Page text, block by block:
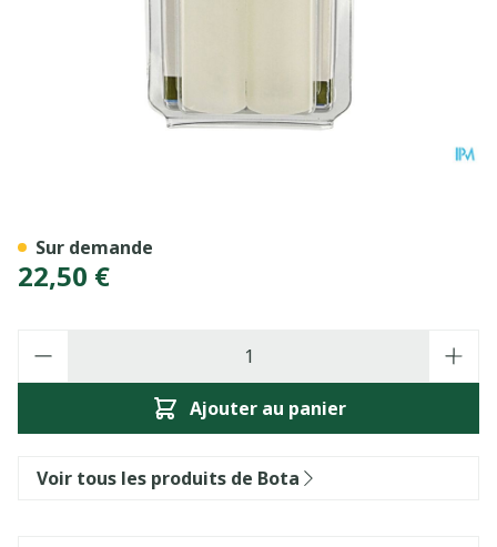
22,50 €
Ajouter au panier
Sur demande
Voir tous les produits de Bota